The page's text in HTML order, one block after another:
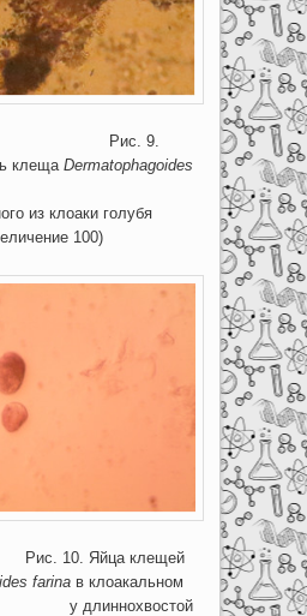
Рис. 9.
клеща Dermatophagoides
из клоаки голубя
100)
Яйца клещей
farinaв клоакальном